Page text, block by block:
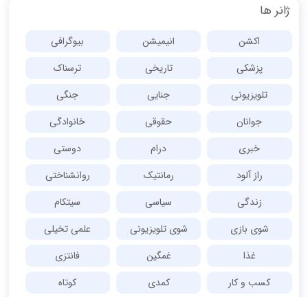
ژانر ها
اکشن انیمیشن
بیوگرافی
پزشکی
تاریخی
ترسناک
تلویزیونی
جنایی
جنگی
جوانان
حقوقی
خانوادگی
خبری
درام
دوستی
راز آلود
رمانتیک
روانشناختی
زندگی
سیاسی
سیتکام
شوی بازی
شوی تلویزیونی
علمی تخیلی
غذا
غمگین
فانتزی
کسب و کار
کمدی
کوتاه